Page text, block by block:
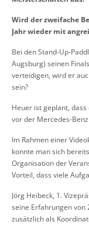
Wird der zweifache
Jahr wieder mit
Bei den Stand-Up-
Augsburg) seinen
verteidigen, wird er
sein?
Heuer ist geplant,
vor der Mercedes-
Im Rahmen einer
konnte man sich
Organisation der
Vorteil, dass viele
Jörg Heibeck, 1.
seine Erfahrungen von
zusätzlich als